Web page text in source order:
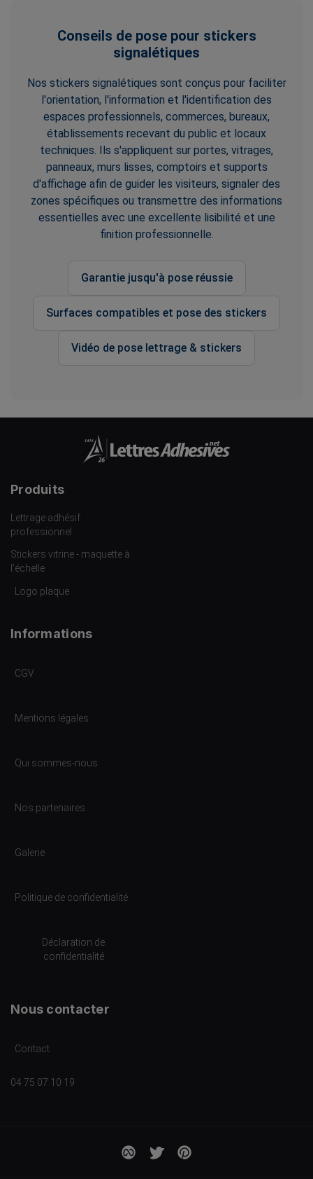
Conseils de pose pour stickers
signalétiques
Nos stickers signalétiques sont conçus pour faciliter
l'orientation, l'information et l'identification des
espaces professionnels, commerces, bureaux,
établissements recevant du public et locaux
techniques. Ils s'appliquent sur portes, vitrages,
panneaux, murs lisses, comptoirs et supports
d'affichage afin de guider les visiteurs, signaler des
zones spécifiques ou transmettre des informations
essentielles avec une excellente lisibilité et une
finition professionnelle.
Garantie jusqu'à pose réussie
Surfaces compatibles et pose des stickers
Vidéo de pose lettrage & stickers
Produits
Lettrage adhésif
professionnel
Stickers vitrine - maquette à
l’échelle
Logo plaque
Informations
CGV
Mentions légales
Qui sommes-nous
Nos partenaires
Galerie
Politique de confidentialité
Déclaration de
confidentialité
Nous contacter
Contact
04 75 07 10 19